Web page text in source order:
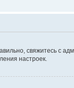
свяжитесь с
настроек.